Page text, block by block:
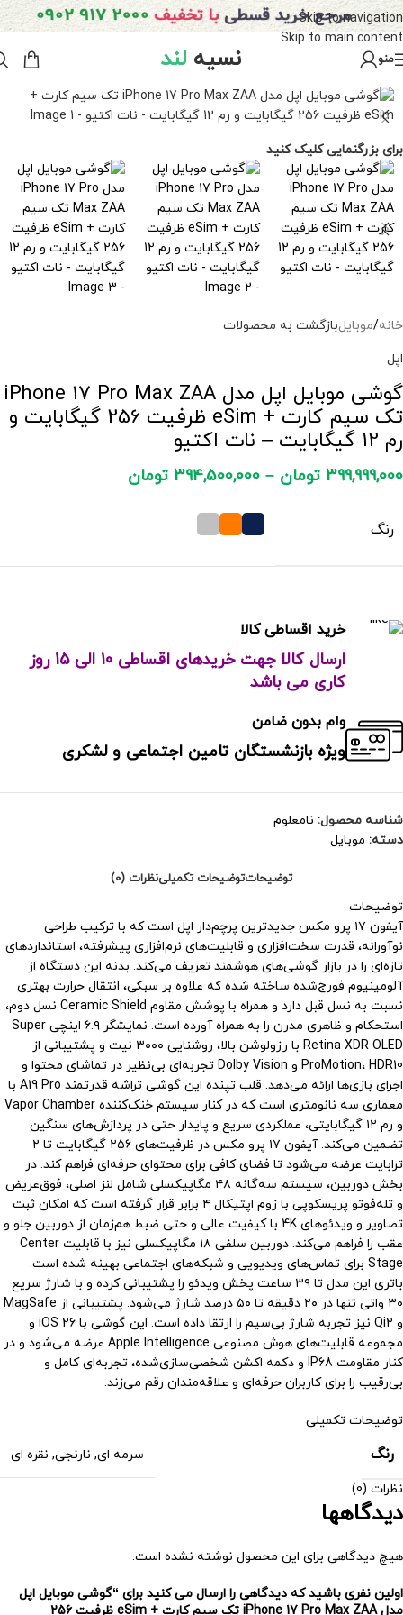
Skip to navigation
Skip to main content
منو نسیهلند
برای بزرگنمایی کلیک کنید
خانه/موبایلبازگشت به محصولات
اپل
گوشی موبایل اپل مدل iPhone 17 Pro Max ZAA
تک سیم کارت + eSim ظرفیت 256 گیگابایت و
رم 12 گیگابایت – نات اکتیو
399,999,000 تومان –
394,500,000 تومان
رنگ
خرید اقساطی کالا
ارسال کالا جهت خریدهای اقساطی 10 الی 15 روز
کاری می باشد
وام بدون ضامن
ویژه بازنشستگان تامین اجتماعی و لشکری
شناسه محصول: نامعلوم
دسته: موبایل
توضیحاتتوضیحات تکمیلینظرات (0)
توضیحات
آیفون ۱۷ پرو مکس جدیدترین پرچم‌دار اپل است که با ترکیب طراحی
نوآورانه، قدرت سخت‌افزاری و قابلیت‌های نرم‌افزاری پیشرفته، استانداردهای
تازه‌ای را در بازار گوشی‌های هوشمند تعریف می‌کند. بدنه این دستگاه از
آلومینیوم فورج‌شده ساخته شده که علاوه بر سبکی، انتقال حرارت بهتری
نسبت به نسل قبل دارد و همراه با پوشش مقاوم Ceramic Shield نسل دوم،
استحکام و ظاهری مدرن را به همراه آورده است. نمایشگر ۶.۹ اینچی Super
Retina XDR OLED با رزولوشن بالا، روشنایی ۳۰۰۰ نیت و پشتیبانی از
ProMotion، HDR10 و Dolby Vision تجربه‌ای بی‌نظیر در تماشای محتوا و
اجرای بازی‌ها ارائه می‌دهد. قلب تپنده این گوشی تراشه قدرتمند A19 Pro با
معماری سه نانومتری است که در کنار سیستم خنک‌کننده Vapor Chamber
و رم ۱۲ گیگابایتی، عملکردی سریع و پایدار حتی در پردازش‌های سنگین
تضمین می‌کند. آیفون ۱۷ پرو مکس در ظرفیت‌های ۲۵۶ گیگابایت تا ۲
ترابایت عرضه می‌شود تا فضای کافی برای محتوای حرفه‌ای فراهم کند. در
بخش دوربین، سیستم سه‌گانه ۴۸ مگاپیکسلی شامل لنز اصلی، فوق‌عریض
و تله‌فوتو پریسکوپی با زوم اپتیکال ۴ برابر قرار گرفته است که امکان ثبت
تصاویر و ویدئوهای 4K با کیفیت عالی و حتی ضبط هم‌زمان از دوربین جلو و
عقب را فراهم می‌کند. دوربین سلفی ۱۸ مگاپیکسلی نیز با قابلیت Center
Stage برای تماس‌های ویدیویی و شبکه‌های اجتماعی بهینه شده است.
باتری این مدل تا ۳۹ ساعت پخش ویدئو را پشتیبانی کرده و با شارژ سریع
۳۰ واتی تنها در ۲۰ دقیقه تا ۵۰ درصد شارژ می‌شود. پشتیبانی از MagSafe
و Qi2 نیز تجربه شارژ بی‌سیم را ارتقا داده است. این گوشی با iOS 26 و
مجموعه قابلیت‌های هوش مصنوعی Apple Intelligence عرضه می‌شود و در
کنار مقاومت IP68 و دکمه اکشن شخصی‌سازی‌شده، تجربه‌ای کامل و
بی‌رقیب را برای کاربران حرفه‌ای و علاقه‌مندان رقم می‌زند.
توضیحات تکمیلی
رنگ سرمه ای, نارنجی, نقره ای
نظرات (0)
دیدگاهها
هیچ دیدگاهی برای این محصول نوشته نشده است.
اولین نفری باشید که دیدگاهی را ارسال می کنید برای “گوشی موبایل اپل
مدل iPhone 17 Pro Max ZAA تک سیم کارت + eSim ظرفیت 256